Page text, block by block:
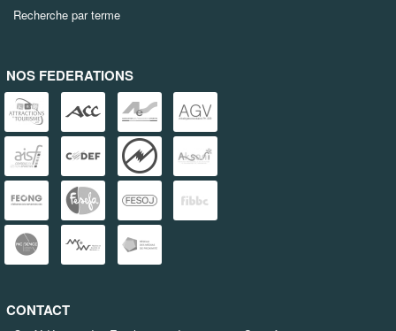
Recherche par terme
NOS FEDERATIONS
CONTACT